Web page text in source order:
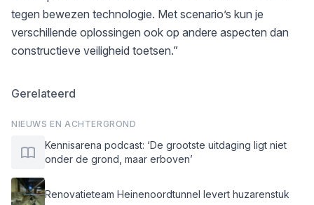
tegen bewezen technologie. Met scenario’s kun je
verschillende oplossingen ook op andere aspecten dan
constructieve veiligheid toetsen.”
Gerelateerd
NIEUWS EN ACHTERGROND
Kennisarena podcast: ‘De grootste uitdaging ligt niet
onder de grond, maar erboven’
Renovatieteam Heinenoordtunnel levert huzarenstuk